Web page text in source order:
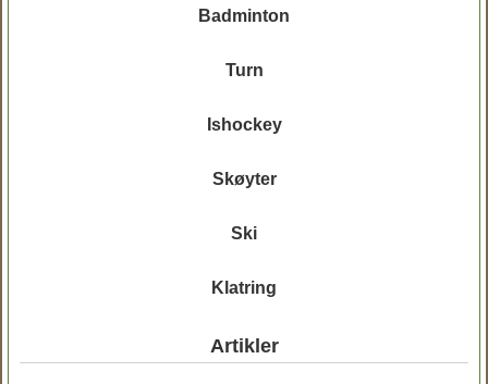
Badminton
Turn
Ishockey
Skøyter
Ski
Klatring
Artikler